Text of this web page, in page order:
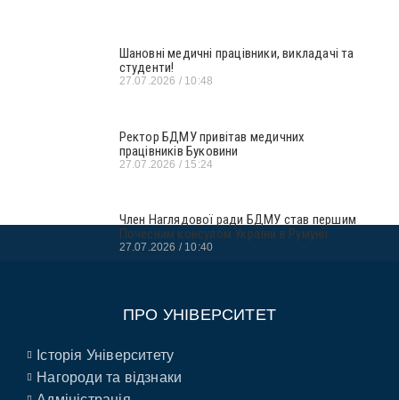
Шановні медичні працівники, викладачі та
студенти!
27.07.2026 10:48
Ректор БДМУ привітав медичних
працівників Буковини
27.07.2026 15:24
Член Наглядової ради БДМУ став першим
Почесним консулом України в Румунії
27.07.2026 10:40
ПРО УНІВЕРСИТЕТ
Історія Університету
Нагороди та відзнаки